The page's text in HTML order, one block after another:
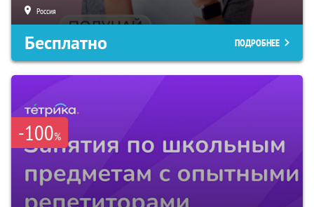
Россия
Бесплатно ПОДРОБНЕЕ
-100%